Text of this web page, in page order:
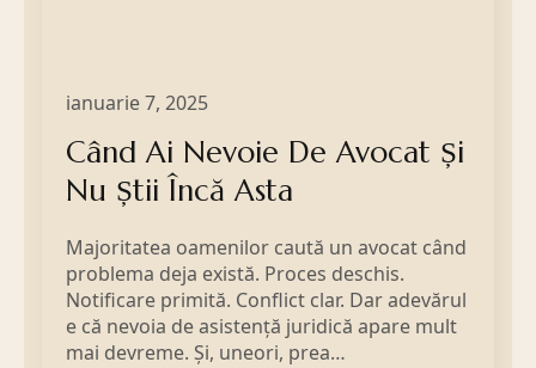
Când Ai Nevoie De Avocat Și
Nu Știi Încă Asta
ianuarie 7, 2025
Majoritatea oamenilor caută un avocat când
problema deja există. Proces deschis.
Notificare primită. Conflict clar. Dar adevărul
e că nevoia de asistență juridică apare mult
mai devreme. Și, uneori, prea…